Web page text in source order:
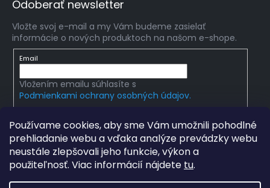
Používame cookies, aby sme Vám umožnili pohodlné
prehliadanie webu a vďaka analýze prevádzky webu
neustále zlepšovali jeho funkcie, výkon a
použiteľnosť. Viac informácií nájdete tu.
Odoberať newsletter
Vložte svoj e-mail a my Vám budeme zasielať
informácie o nových produktoch na našom e-shope.
Email
Vložením emailu súhlasíte s
Podmienkami ochrany osobných údajov.
mlady-vedec.sk
. Všetky práva
vyhradené.Upraviť nastavenie cookies